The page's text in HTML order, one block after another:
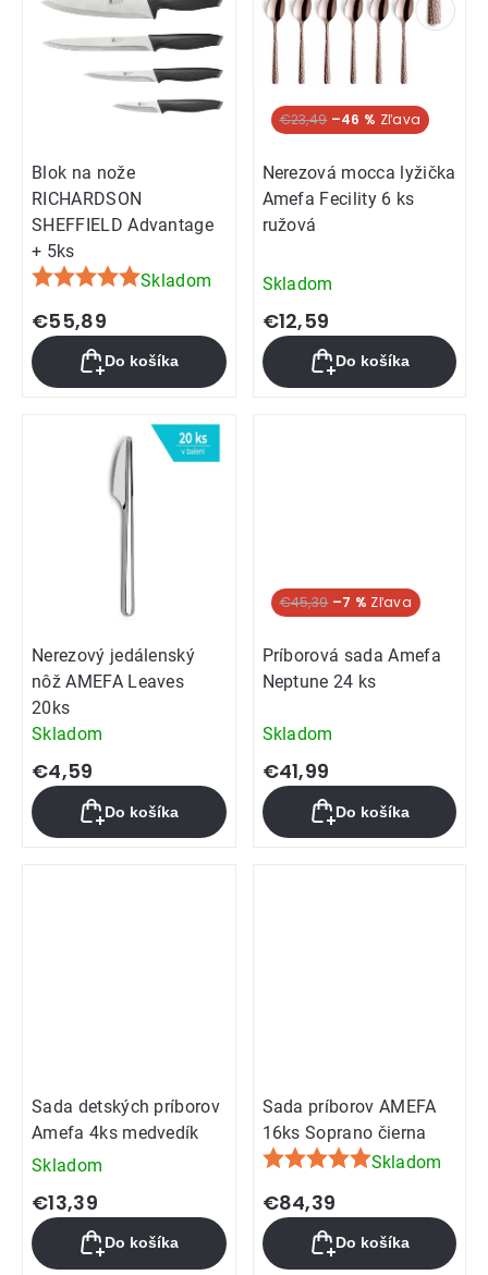
Blok na nože
RICHARDSON
SHEFFIELD Advantage
+ 5ks
Priemerné
hodnotenie
produktu
je
5,0
hviezdičiek.
Skladom
€55,89
Do košíka
€23,49 –46 %
Nerezová mocca lyžička
Amefa Fecility 6 ks
ružová
Skladom
€12,59
Do košíka
Nerezový jedálenský
nôž AMEFA Leaves
20ks
Skladom
€4,59
Do košíka
€45,39 –7 %
Príborová sada Amefa
Neptune 24 ks
Skladom
€41,99
Do košíka
Sada detských príborov
Amefa 4ks medvedík
Skladom
€13,39
Do košíka
Sada príborov AMEFA
16ks Soprano čierna
Priemerné
hodnotenie
produktu
je
Skladom
€84,39
Do košíka